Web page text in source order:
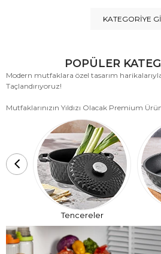
KATEGORIYE
POPÜLER
Modern mutfaklara özel tasarım
Taçlandırıyoruz!
Mutfaklarınızın Yıldızı Olacak Premium
Tencereler